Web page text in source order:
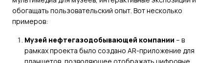
обогащать пользовательский опыт. Вот несколько
примеров:
Музей нефтегазодобывающей компании – в
рамках проекта было создано AR-приложение для
планшетов, позволяющее отображать цифровые